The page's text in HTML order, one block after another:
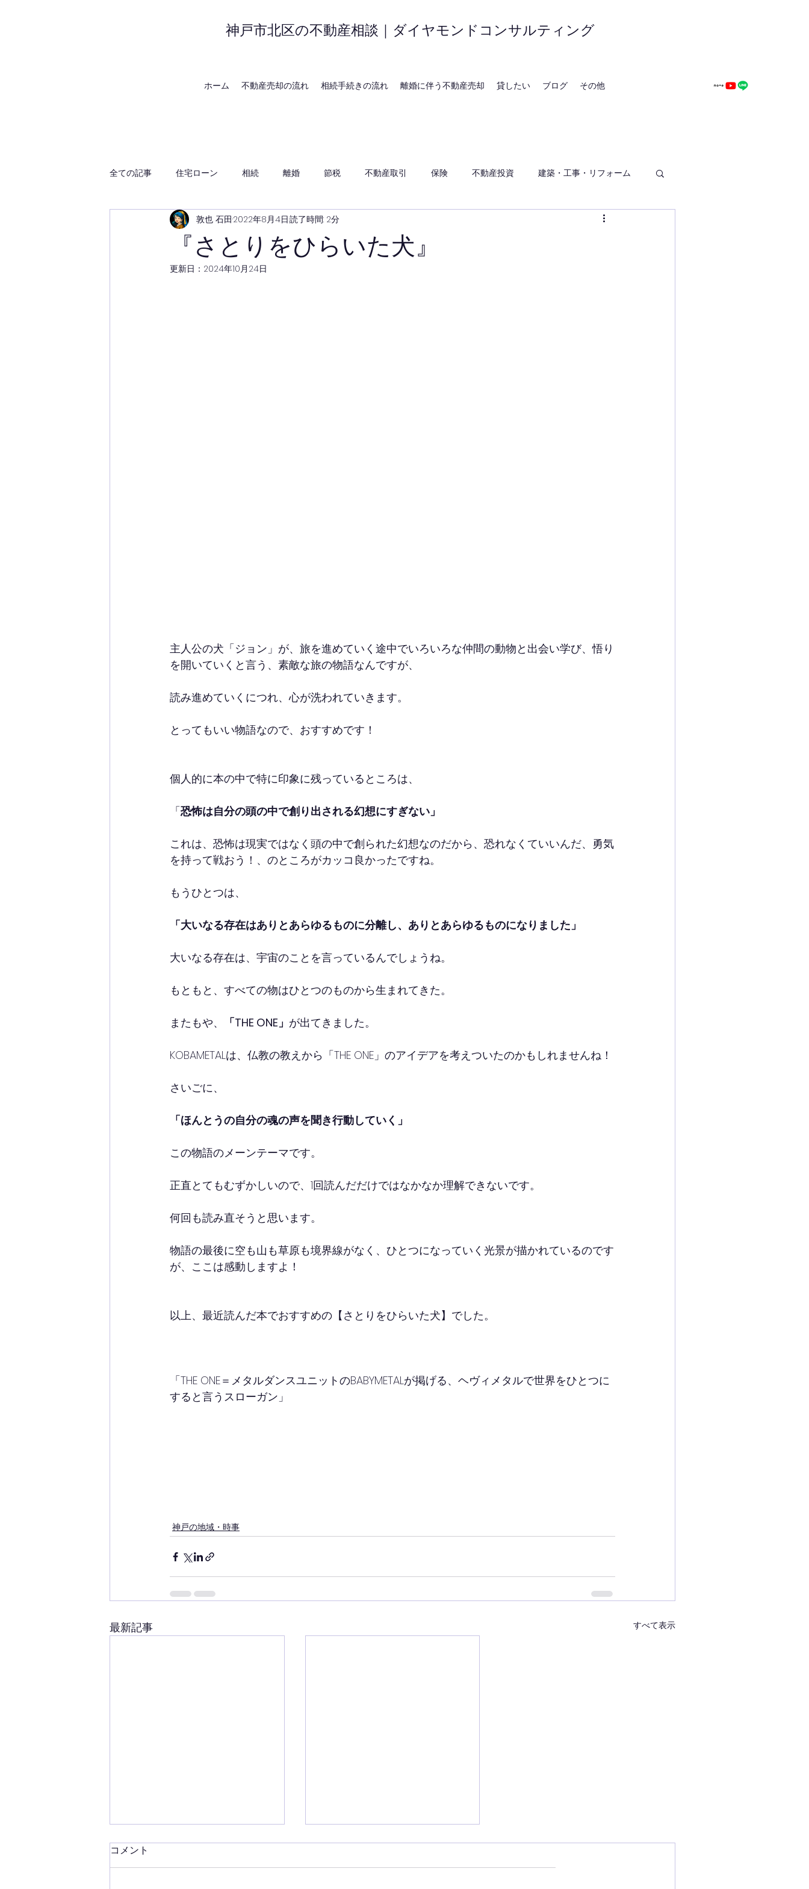
神戸市北区の不動産相談｜ダイヤモンドコンサルティング
ホーム 不動産売却の流れ 相続手続きの流れ 離婚に伴う不動産売却 貸したい ブログ その他
全ての記事 住宅ローン 相続 離婚 節税 不動産取引 保険 不動産投資 建築・工事・リフォーム
神戸の地域・時事
『さとりをひらいた犬』
敦也 石田 2022年8月4日読了時間: 2分
更新日： 2024年10月24日
主人公の犬「ジョン」が、旅を進めていく途中でいろいろな仲間の動物と出会い学び、悟り
を開いていくと言う、素敵な旅の物語なんですが、
読み進めていくにつれ、心が洗われていきます。
とってもいい物語なので、おすすめです！
個人的に本の中で特に印象に残っているところは、
「恐怖は自分の頭の中で創り出される幻想にすぎない」
これは、恐怖は現実ではなく頭の中で創られた幻想なのだから、恐れなくていいんだ、勇気
を持って戦おう！、のところがカッコ良かったですね。
もうひとつは、
「大いなる存在はありとあらゆるものに分離し、ありとあらゆるものになりました」
大いなる存在は、宇宙のことを言っているんでしょうね。
もともと、すべての物はひとつのものから生まれてきた。
またもや、 「THE ONE」 が出てきました。
KOBAMETALは、仏教の教えから「THE ONE」のアイデアを考えついたのかもしれませんね！
さいごに、
「ほんとうの自分の魂の声を聞き行動していく」
この物語のメーンテーマです。
正直とてもむずかしいので、1回読んだだけではなかなか理解できないです。
何回も読み直そうと思います。
物語の最後に空も山も草原も境界線がなく、ひとつになっていく光景が描かれているのです
が、ここは感動しますよ！
以上、最近読んだ本でおすすめの【さとりをひらいた犬】でした。
「THE ONE＝メタルダンスユニットのBABYMETALが掲げる、ヘヴィメタルで世界をひとつに
すると言うスローガン」
神戸の地域・時事
最新記事 すべて表示
コメント